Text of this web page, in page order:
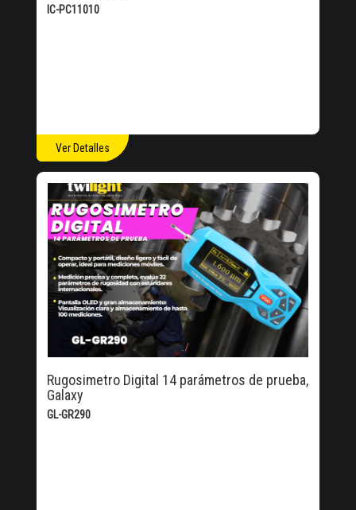
IC-PC11010
Ver Detalles
Rugosimetro Digital 14 parámetros de prueba,
Galaxy
GL-GR290